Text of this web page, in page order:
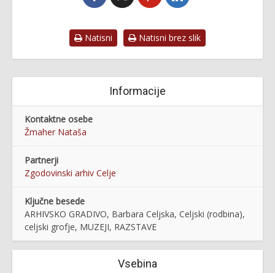
Natisni Natisni brez slik
Informacije
Kontaktne osebe
Žmaher Nataša
Partnerji
Zgodovinski arhiv Celje
Ključne besede
ARHIVSKO GRADIVO, Barbara Celjska, Celjski (rodbina),
celjski grofje, MUZEJI, RAZSTAVE
Vsebina